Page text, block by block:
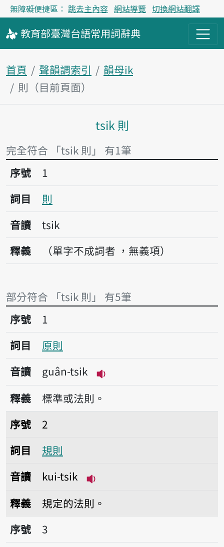
無障礙便捷區： 跳去主內容 網站導覽 切換網站翻譯
教育部臺灣台語常用詞辭典
首頁 聲韻調索引
韻母ik
則（目前頁面）
主內容區塊
tsik 則
完全符合 「tsik 則」 有1筆
序號1則
序號
1
詞目
則
音讀
tsik
釋義
（單字不成詞者 ，無義項）
部分符合 「tsik 則」 有5筆
序號1原則
序號
1
詞目
原則
音讀
guân-tsik
播放音讀guân-tsik
釋義
標準或法則。
序號2規則
序號
2
詞目
規則
音讀
kui-tsik
釋義
規定的法則。
序號3法則
序號
3